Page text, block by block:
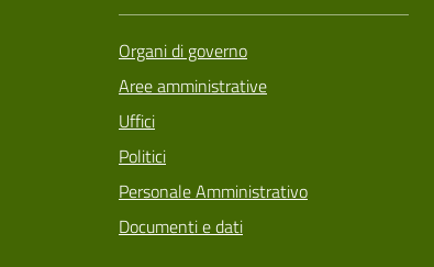
Organi di governo
Aree amministrative
Uffici
Politici
Personale Amministrativo
Documenti e dati